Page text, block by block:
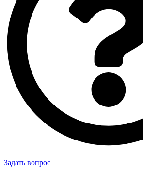
Задать вопрос